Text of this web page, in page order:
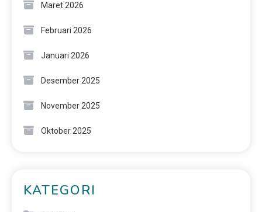
Maret 2026
Februari 2026
Januari 2026
Desember 2025
November 2025
Oktober 2025
KATEGORI